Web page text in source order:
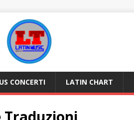
CONCERTI LATIN CHART